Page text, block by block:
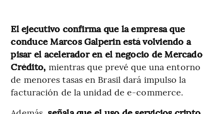
El ejecutivo confirma que la empresa que
conduce Marcos Galperin está volviendo a
pisar el acelerador en el negocio de Mercado
Crédito, mientras que prevé que una entorno
de menores tasas en Brasil dará impulso la
facturación de la unidad de e-commerce.